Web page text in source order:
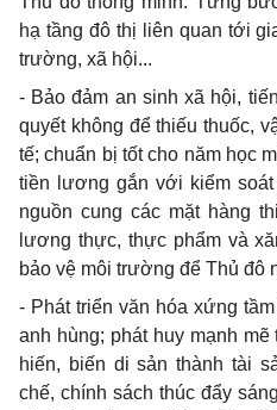
hạ tầng đô thị liên quan tới
trường, xã hội...
- Bảo đảm an sinh xã hội,
quyết không để thiếu thuốc,
tế; chuẩn bị tốt cho năm học
tiền lương gắn với kiểm
nguồn cung các mặt hàng
lương thực, thực phẩm và
bảo vệ môi trường để Thủ đô
- Phát triển văn hóa xứng
anh hùng; phát huy mạnh
hiến, biến di sản thành tài
chế, chính sách thúc đẩy